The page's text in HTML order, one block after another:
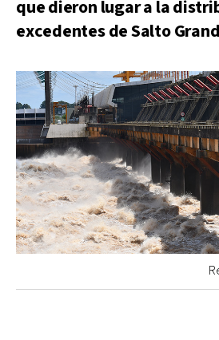
que dieron lugar a la
excedentes de Salto